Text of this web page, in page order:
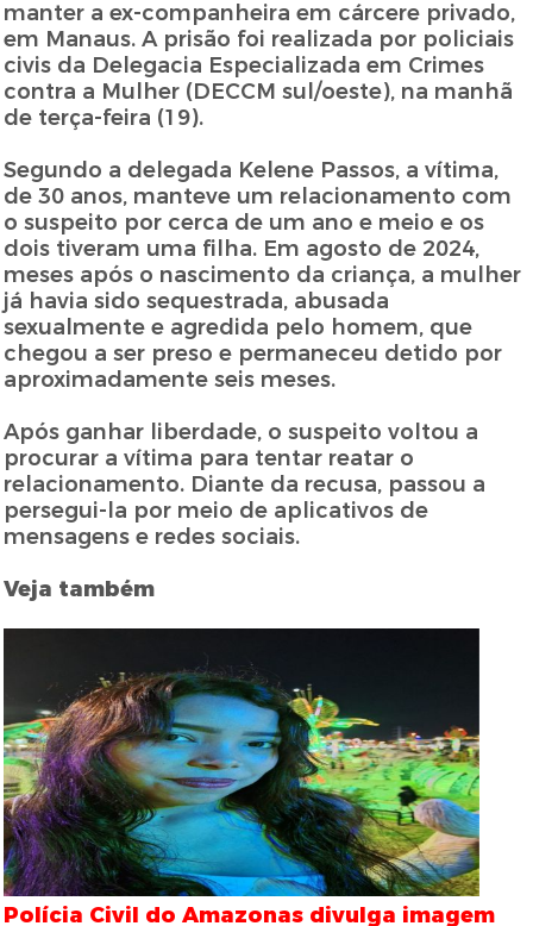
manter a ex-companheira em cárcere privado,
em Manaus. A prisão foi realizada por policiais
civis da Delegacia Especializada em Crimes
contra a Mulher (DECCM sul/oeste), na manhã
de terça-feira (19).
Segundo a delegada Kelene Passos, a vítima,
de 30 anos, manteve um relacionamento com
o suspeito por cerca de um ano e meio e os
dois tiveram uma filha. Em agosto de 2024,
meses após o nascimento da criança, a mulher
já havia sido sequestrada, abusada
sexualmente e agredida pelo homem, que
chegou a ser preso e permaneceu detido por
aproximadamente seis meses.
Após ganhar liberdade, o suspeito voltou a
procurar a vítima para tentar reatar o
relacionamento. Diante da recusa, passou a
persegui-la por meio de aplicativos de
mensagens e redes sociais.
Veja também
Polícia Civil do Amazonas divulga imagem